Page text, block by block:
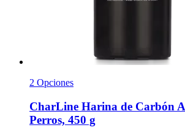
2 Opciones
CharLine Harina de Carbón
Perros, 450 g